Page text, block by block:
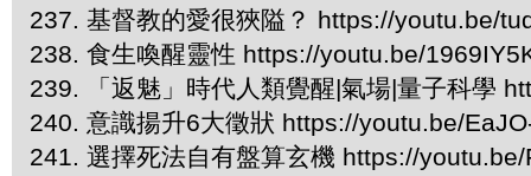
237. 基督教的愛很狹隘？ https://youtu.be/
238. 食生喚醒靈性 https://youtu.be/
239. 「返魅」時代人類覺醒|氣場|量子科學
240. 意識揚升6大徵狀 https://youtu.be/
241. 選擇死法自有盤算玄機 https://